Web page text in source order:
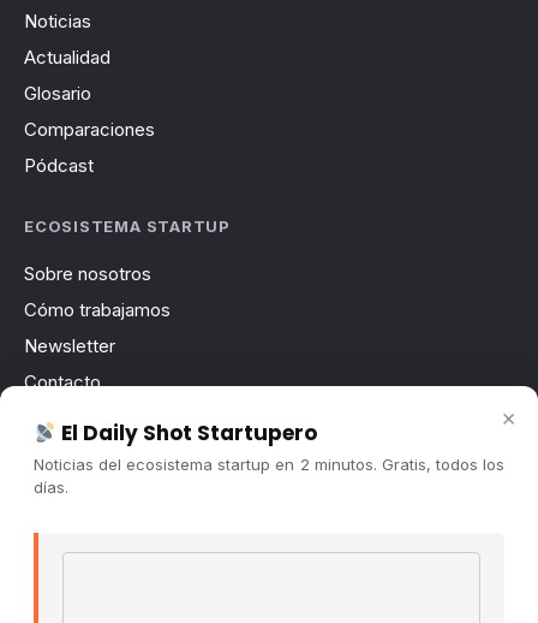
Noticias
Actualidad
Glosario
Comparaciones
Pódcast
ECOSISTEMA STARTUP
Sobre nosotros
Cómo trabajamos
Newsletter
Contacto
Publicidad
Convocatorias
×
El Daily Shot Startupero
Noticias del ecosistema startup en 2 minutos. Gratis, todos los
días.